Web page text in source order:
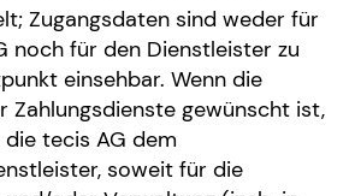
Zugangsdaten sind weder für
noch für den Dienstleister zu
einsehbar. Wenn die
Zahlungsdienste gewünscht ist,
tecis AG dem
soweit für die